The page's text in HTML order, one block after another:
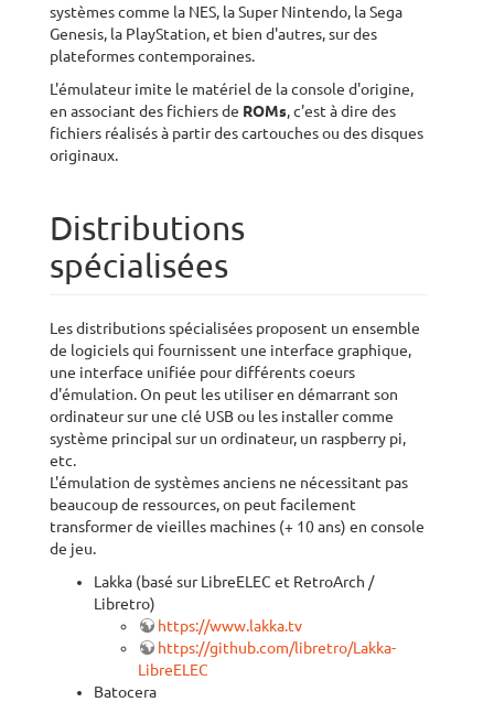
systèmes comme la NES, la Super Nintendo, la Sega
Genesis, la PlayStation, et bien d'autres, sur des
plateformes contemporaines.
L'émulateur imite le matériel de la console d'origine,
en associant des fichiers de ROMs, c'est à dire des
fichiers réalisés à partir des cartouches ou des disques
originaux.
Distributions
spécialisées
Les distributions spécialisées proposent un ensemble
de logiciels qui fournissent une interface graphique,
une interface unifiée pour différents coeurs
d'émulation. On peut les utiliser en démarrant son
ordinateur sur une clé USB ou les installer comme
système principal sur un ordinateur, un raspberry pi,
etc.
L'émulation de systèmes anciens ne nécessitant pas
beaucoup de ressources, on peut facilement
transformer de vieilles machines (+ 10 ans) en console
de jeu.
Lakka (basé sur LibreELEC et RetroArch /
Libretro)
https://www.lakka.tv
https://github.com/libretro/Lakka-
LibreELEC
Batocera